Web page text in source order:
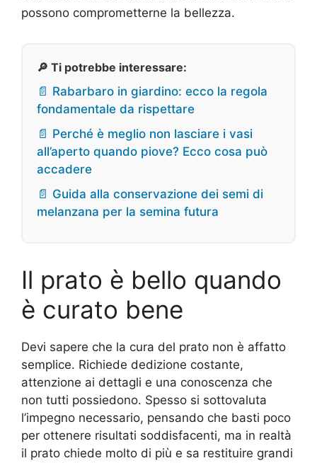
possono comprometterne la bellezza.
🔎 Ti potrebbe interessare:
📄 Rabarbaro in giardino: ecco la regola
fondamentale da rispettare
📄 Perché è meglio non lasciare i vasi
all’aperto quando piove? Ecco cosa può
accadere
📄 Guida alla conservazione dei semi di
melanzana per la semina futura
Il prato è bello quando
è curato bene
Devi sapere che la cura del prato non è affatto
semplice. Richiede dedizione costante,
attenzione ai dettagli e una conoscenza che
non tutti possiedono. Spesso si sottovaluta
l’impegno necessario, pensando che basti poco
per ottenere risultati soddisfacenti, ma in realtà
il prato chiede molto di più e sa restituire grandi